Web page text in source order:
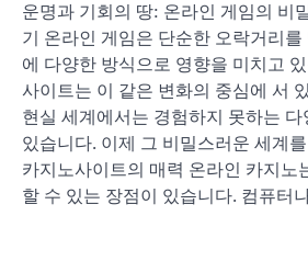
운명과 기회의 땅: 온라인 게임의 비
기 온라인 게임은 단순한 오락거리
에 다양한 방식으로 영향을 미치고
사이트는 이 같은 변화의 중심에 서
현실 세계에서는 경험하지 못하는
있습니다. 이제 그 비밀스러운 세계
카지노사이트의 매력 온라인 카지노
할 수 있는 장점이 있습니다. 컴퓨터